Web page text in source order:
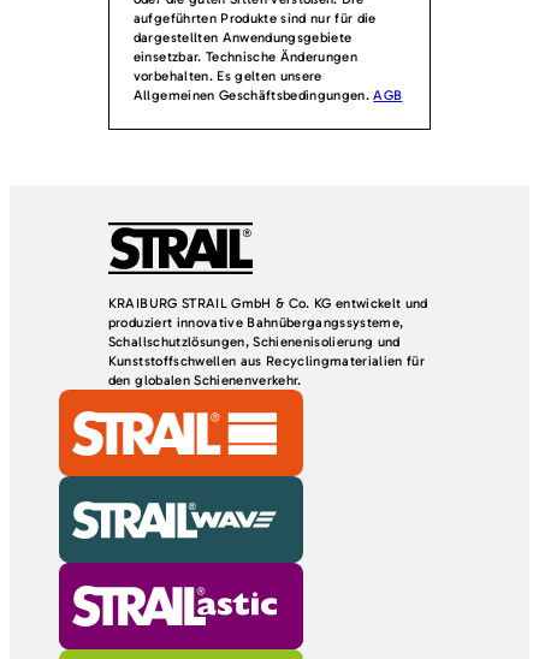
aufgeführten Produkte sind nur für die
dargestellten Anwendungsgebiete
einsetzbar. Technische Änderungen
vorbehalten. Es gelten unsere
Allgemeinen Geschäftsbedingungen.AGB
KRAIBURG STRAIL GmbH & Co. KG entwickelt und
produziert innovative Bahnübergangssysteme,
Schallschutzlösungen, Schienenisolierung und
Kunststoffschwellen aus Recyclingmaterialien für
den globalen Schienenverkehr.